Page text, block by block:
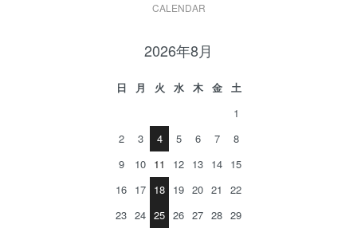
CALENDAR
2026年8月
日 月 火 水 木 金
土
1
2
3 4 5 6 7
8
9
10 11 12 13 14 15
16 17 18 19 20 21
22
23 24 25 26 27 28 29